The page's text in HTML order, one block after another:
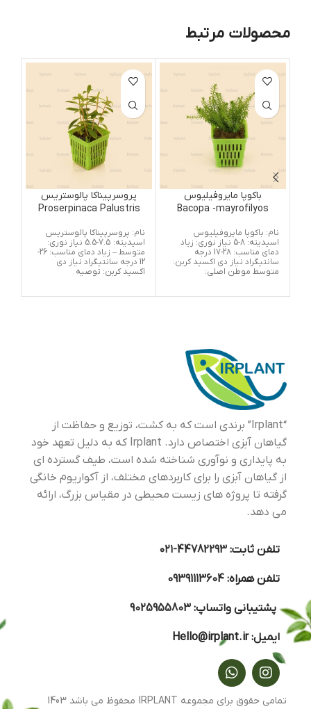
محصولات مرتبط
باکوپا مایروفیلیوس
Bacopa -mayrofilyos
نام: باکوپا مایروفیلیوس
اسیدیته: 8-5 نیاز نوری: زیاد
دمای مناسب: 28-17 درجه
سانتیگراد نیاز دی اکسید کربن:
متوسط موطن اصلی:
پروسرپیناکا پالوستریس
Proserpinaca Palustris
نام: پروسرپیناکا پالوستریس
اسیدیته: 7.5-5.5 نیاز نوری:
متوسط – زیاد دمای مناسب: 26-
12 درجه سانتیگراد نیاز دی
اکسید کربن: توصیه
“Irplant” برندی است که به کشت، توزیع و حفاظت از
گیاهان آبزی اختصاص دارد. Irplant که به دلیل تعهد خود
به پایداری و نوآوری شناخته شده است، طیف گسترده ای
از گیاهان آبزی را برای کاربردهای مختلف، از آکواریوم خانگی
گرفته تا پروژه های زیست محیطی در مقیاس بزرگ، ارائه
می دهد.
تلفن ثابت:44782293-۰۲۱
تلفن همراه:09391113604
پشتیبانی واتساپ:9025955803
ایمیل:Hello@irplant.ir
تمامی حقوق برای مجموعه IRPLANT محفوظ می باشد 1403